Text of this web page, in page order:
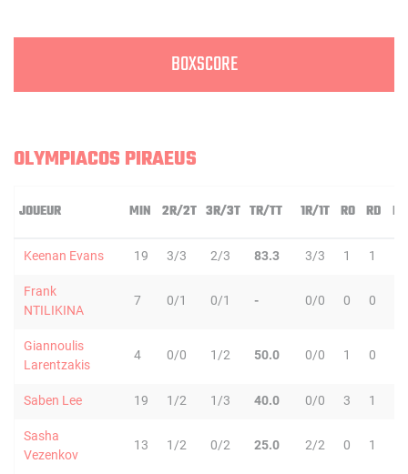
BOXSCORE
OLYMPIACOS PIRAEUS
JOUEUR MIN 2R/2T 3R/3T TR/TT 1R/1T RO RD RT
Keenan Evans 19 3/3 2/3 83.3 3/3 1 1
Frank
NTILIKINA
7 0/1 0/1 - 0/0 0 0
Giannoulis
Larentzakis
4 0/0 1/2 50.0 0/0 1 0
Saben Lee 19 1/2 1/3 40.0 0/0 3 1
Sasha
Vezenkov
13 1/2 0/2 25.0 2/2 0 1